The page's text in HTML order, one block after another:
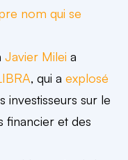
nom qui se
Javier Milei a
, qui a explosé
investisseurs sur le
financier et des